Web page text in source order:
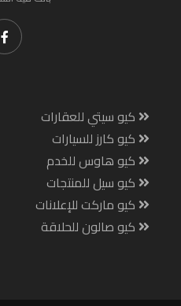
كيو سيتي للعقارات
كيو كارز للسيارات
كيو هاوس للخدم
كيو سيل للمنتجات
كيو ماركت للإعلانات
كيو صالون للحلاقة